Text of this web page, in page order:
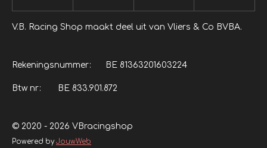
V.B. Racing Shop maakt deel uit van Vliers & Co BVBA.
Rekeningsnummer: BE 81363201603224
Btw nr: BE 833.901.872
© 2020 - 2026 VBracingshop
Powered byJouwWeb